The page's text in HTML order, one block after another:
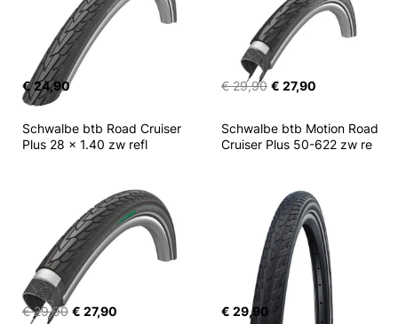
€ 24,90 € 29,90 € 27,90
Schwalbe btb Road Cruiser
Plus 28 x 1.40 zw refl
€ 29,90 € 27,90
Schwalbe btb Motion Road
Cruiser Plus 50-622 zw re
€ 29,90